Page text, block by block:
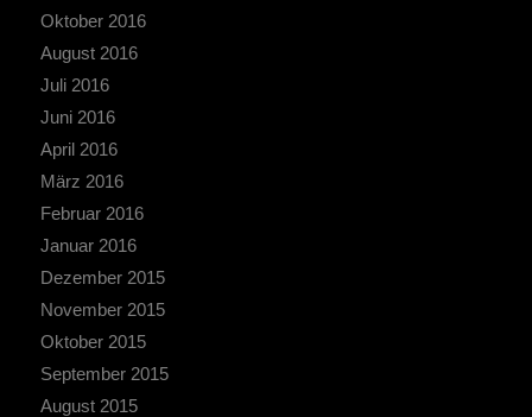
Oktober 2016
August 2016
Juli 2016
Juni 2016
April 2016
März 2016
Februar 2016
Januar 2016
Dezember 2015
November 2015
Oktober 2015
September 2015
August 2015